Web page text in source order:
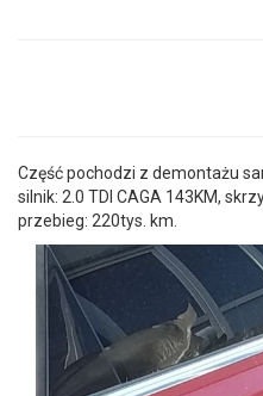
Część pochodzi z demontażu
silnik: 2.0 TDI CAGA 143KM,
przebieg: 220tys. km.